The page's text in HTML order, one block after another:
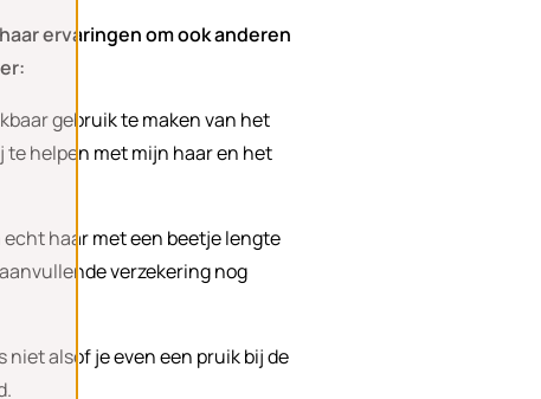
ervaringen om ook anderen
gebruik te maken van het
te helpen met mijn haar en het
echt haar met een beetje lengte
verzekering nog
niet alsof je even een pruik bij de